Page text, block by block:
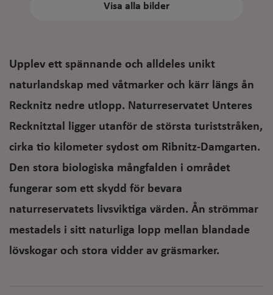
Visa alla bilder
Upplev ett spännande och alldeles unikt
naturlandskap med våtmarker och kärr längs ån
Recknitz nedre utlopp. Naturreservatet Unteres
Recknitztal ligger utanför de största turiststråken,
cirka tio kilometer sydost om Ribnitz-Damgarten.
Den stora biologiska mångfalden i området
fungerar som ett skydd för bevara
naturreservatets livsviktiga värden. Ån strömmar
mestadels i sitt naturliga lopp mellan blandade
lövskogar och stora vidder av gräsmarker.